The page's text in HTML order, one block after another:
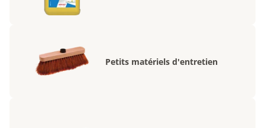
Petits matériels d'entretien